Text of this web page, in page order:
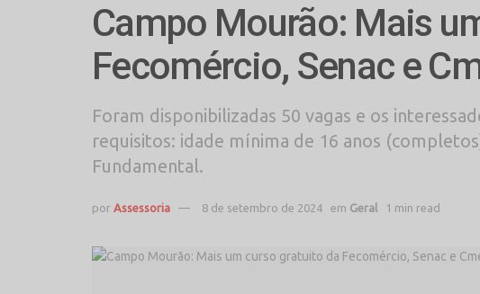
Campo Mourão: Mais
Fecomércio, Senac e
Foram disponibilizadas 50 vagas e os
requisitos: idade mínima de 16 anos
Fundamental.
por Assessoria 8 de setembro de 2024 em Geral 1 min read